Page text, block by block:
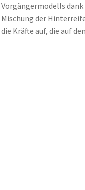
Vorgängermodells
Mischung der
die Kräfte auf, die auf